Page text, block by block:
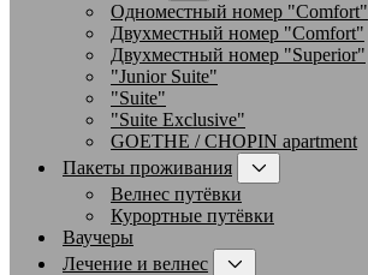
Одноместный номер "Comfort"
Двухместный номер "Comfort"
Двухместный номер "Superior"
"Junior Suite"
"Suite"
"Suite Exclusive"
GOETHE / CHOPIN apartment
Пакеты проживания
Велнес путёвки
Курортные путёвки
Ваучеры
Лечение и велнес